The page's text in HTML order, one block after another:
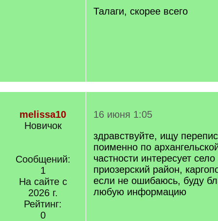
Талаги, скорее всего
melissa10
Новичок
Сообщений:
1
На сайте с
2026 г.
Рейтинг:
0
16 июня 1:05
здравствуйте, ищу
поименно по
частности интересует
приозерский район,
если не ошибаюсь, буду
любую информацию